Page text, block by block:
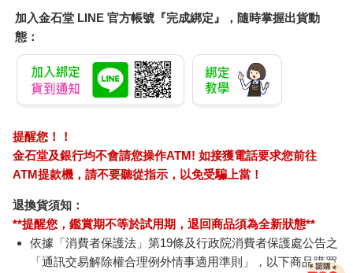
加入金石堂 LINE 官方帳號『完成綁定』，隨時掌握出貨動
態：
提醒您！！
金石堂及銀行均不會請您操作ATM! 如接獲電話要求您前往
ATM提款機，請不要聽從指示，以免受騙上當！
退換貨須知：
**提醒您，鑑賞期不等於試用期，退回商品須為全新狀態**
依據「消費者保護法」第19條及行政院消費者保護處公告之
「通訊交易解除權合理例外情事適用準則」，以下商品購買